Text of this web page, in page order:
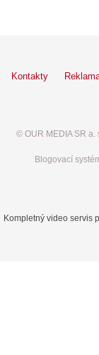
Kontakty
© OUR MEDIA SR a.
Blogovací
Kompletný video servis